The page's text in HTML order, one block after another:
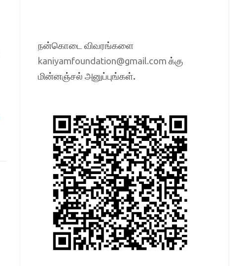
நன்கொடை விவரங்களை
kaniyamfoundation@gmail.com க்கு
மின்னஞ்சல் அனுப்புங்கள்.